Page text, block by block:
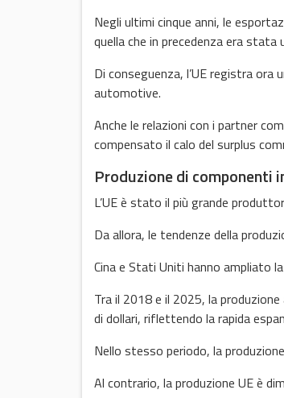
Negli ultimi cinque anni, le
quella che in precedenza era
Di conseguenza, l’UE registra ora
automotive.
Anche le relazioni con i partner
compensato il calo del surplus
Produzione di componenti
L’UE è stato il più grande
Da allora, le tendenze della
Cina e Stati Uniti hanno ampliato
Tra il 2018 e il 2025, la
di dollari, riflettendo la rapida
Nello stesso periodo, la
Al contrario, la produzione UE è